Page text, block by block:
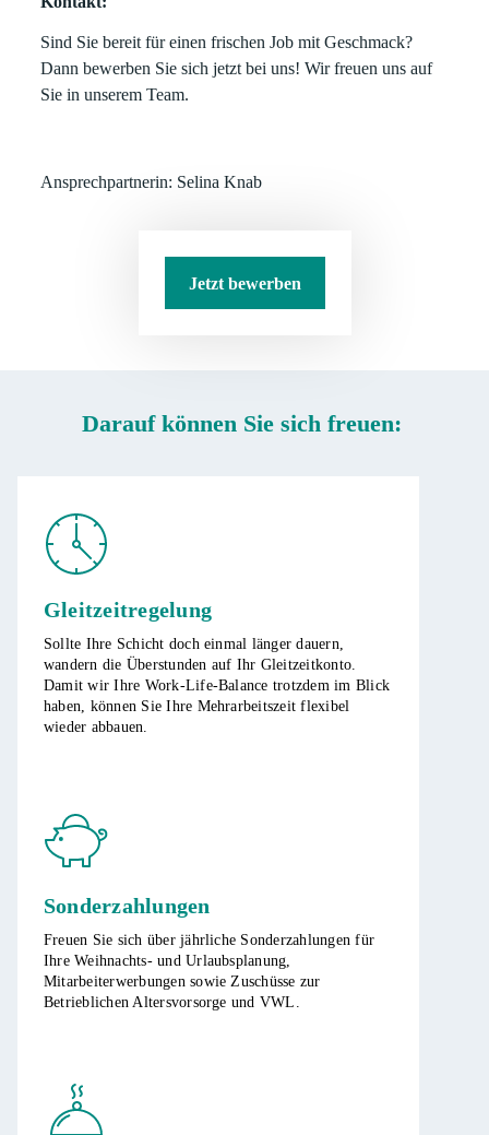
Sind Sie bereit für einen frischen Job mit Geschmack?
Dann bewerben Sie sich jetzt bei uns! Wir freuen uns auf
Sie in unserem Team.
Ansprechpartnerin: Selina Knab
Jetzt bewerben
Darauf können Sie sich freuen:
Gleitzeitregelung
Sollte Ihre Schicht doch einmal länger dauern,
wandern die Überstunden auf Ihr Gleitzeitkonto.
Damit wir Ihre Work-Life-Balance trotzdem im Blick
haben, können Sie Ihre Mehrarbeitszeit flexibel
wieder abbauen.
Sonderzahlungen
Freuen Sie sich über jährliche Sonderzahlungen für
Ihre Weihnachts- und Urlaubsplanung,
Mitarbeiterwerbungen sowie Zuschüsse zur
Betrieblichen Altersvorsorge und VWL.